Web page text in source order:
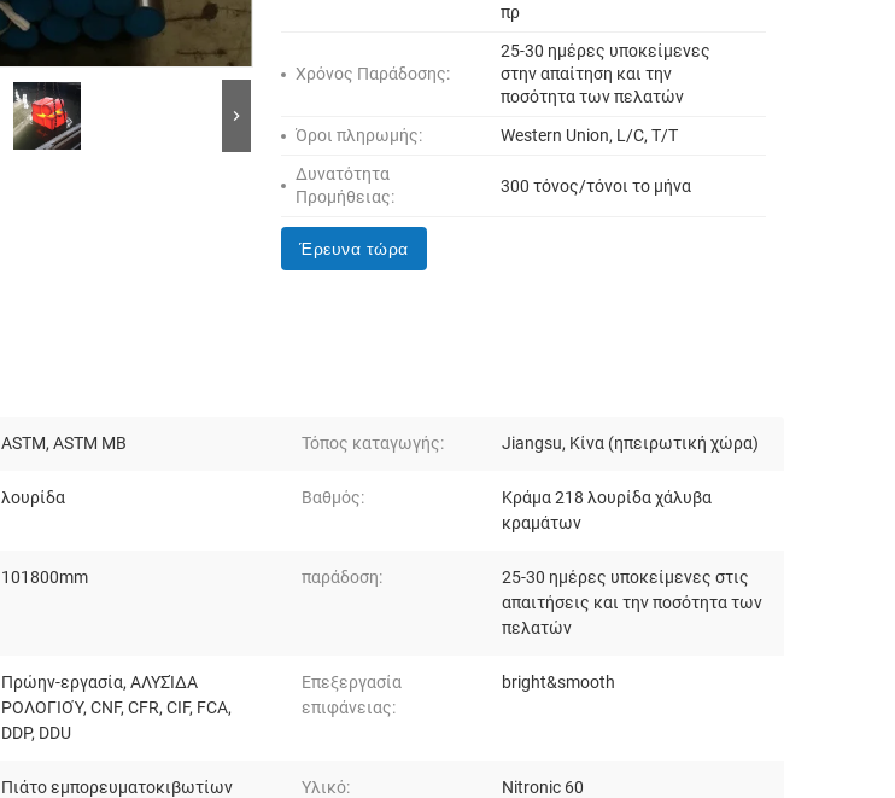
πρ
Χρόνος Παράδοσης:
25-30 ημέρες υποκείμενες
στην απαίτηση και την
ποσότητα των πελατών
Όροι πληρωμής:
Western Union, L/C, T/T
Δυνατότητα
Προμήθειας:
300 τόνος/τόνοι το μήνα
Έρευνα τώρα
ASTM, ASTM ΜΒ Τόπος καταγωγής: Jiangsu, Κίνα (ηπειρωτική χώρα)
λουρίδα Βαθμός:
Κράμα 218 λουρίδα χάλυβα
κραμάτων
101800mm παράδοση:
25-30 ημέρες υποκείμενες στις
απαιτήσεις και την ποσότητα των
πελατών
Πρώην-εργασία, ΑΛΥΣΊΔΑ
ΡΟΛΟΓΙΟΎ, CNF, CFR, CIF, FCA,
DDP, DDU
Επεξεργασία
επιφάνειας:
bright&smooth
Πιάτο εμπορευματοκιβωτίων Υλικό: Nitronic 60